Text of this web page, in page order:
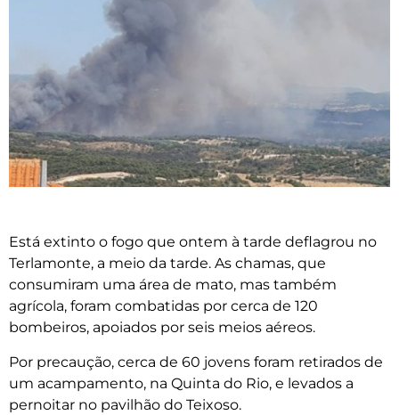
Está extinto o fogo que ontem à tarde deflagrou no
Terlamonte, a meio da tarde. As chamas, que
consumiram uma área de mato, mas também
agrícola, foram combatidas por cerca de 120
bombeiros, apoiados por seis meios aéreos.
Por precaução, cerca de 60 jovens foram retirados de
um acampamento, na Quinta do Rio, e levados a
pernoitar no pavilhão do Teixoso.